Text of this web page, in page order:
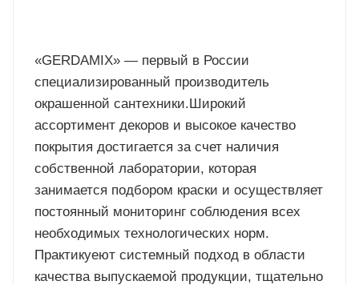
«GERDAMIX» — первый в России
специализированный производитель
окрашенной сантехники.Широкий
ассортимент декоров и высокое качество
покрытия достигается за счет наличия
собственной лаборатории, которая
занимается подбором краски и осуществляет
постоянный мониторинг соблюдения всех
необходимых технологических норм.
Практикуеют системный подход в области
качества выпускаемой продукции, тщательно